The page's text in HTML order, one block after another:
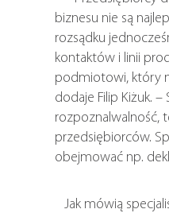
biznesu nie są
rozsądku
kontaktów i linii
podmiotowi, który
dodaje Filip Kiżuk.
rozpoznalwalność,
przedsiębiorców.
obejmować np.
Jak mówią